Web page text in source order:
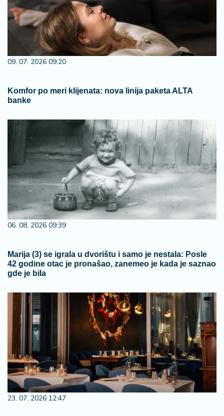
09. 07. 2026 09:20
Komfor po meri klijenata: nova linija paketa ALTA
banke
06. 08. 2026 09:39
Marija (3) se igrala u dvorištu i samo je nestala: Posle
42 godine otac je pronašao, zanemeo je kada je saznao
gde je bila
23. 07. 2026 12:47